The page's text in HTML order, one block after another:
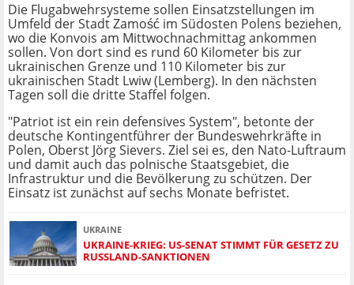
Die Flugabwehrsysteme sollen Einsatzstellungen im
Umfeld der Stadt Zamość im Südosten Polens beziehen,
wo die Konvois am Mittwochnachmittag ankommen
sollen. Von dort sind es rund 60 Kilometer bis zur
ukrainischen Grenze und 110 Kilometer bis zur
ukrainischen Stadt Lwiw (Lemberg). In den nächsten
Tagen soll die dritte Staffel folgen.
"Patriot ist ein rein defensives System", betonte der
deutsche Kontingentführer der Bundeswehrkräfte in
Polen, Oberst Jörg Sievers. Ziel sei es, den Nato-Luftraum
und damit auch das polnische Staatsgebiet, die
Infrastruktur und die Bevölkerung zu schützen. Der
Einsatz ist zunächst auf sechs Monate befristet.
UKRAINE
UKRAINE-KRIEG: US-SENAT STIMMT FÜR GESETZ ZU
RUSSLAND-SANKTIONEN